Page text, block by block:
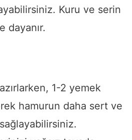
Kuru ve serin
dayanır.
1-2 yemek
hamurun daha sert ve
sağlayabilirsiniz.